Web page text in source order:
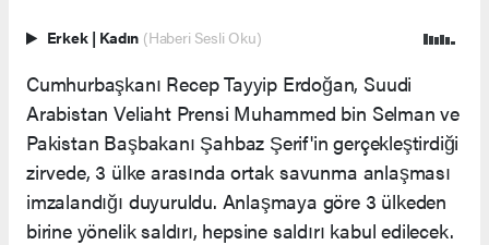
Erkek | Kadın (Haberi Sesli Oku)
Cumhurbaşkanı Recep Tayyip Erdoğan, Suudi
Arabistan Veliaht Prensi Muhammed bin Selman ve
Pakistan Başbakanı Şahbaz Şerif'in gerçekleştirdiği
zirvede, 3 ülke arasında ortak savunma anlaşması
imzalandığı duyuruldu. Anlaşmaya göre 3 ülkeden
birine yönelik saldırı, hepsine saldırı kabul edilecek.